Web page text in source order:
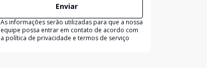
Enviar
As informações serão utilizadas para que a nossa
equipe possa entrar em contato de acordo com
a política de privacidade e termos de serviço